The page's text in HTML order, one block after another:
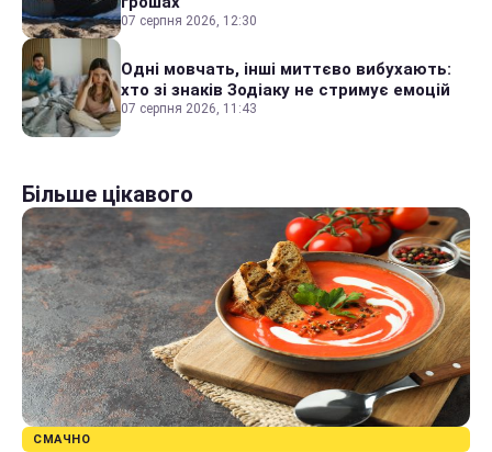
07 серпня 2026, 12:30
Одні мовчать, інші миттєво вибухають:
хто зі знаків Зодіаку не стримує емоцій
07 серпня 2026, 11:43
Більше цікавого
СМАЧНО